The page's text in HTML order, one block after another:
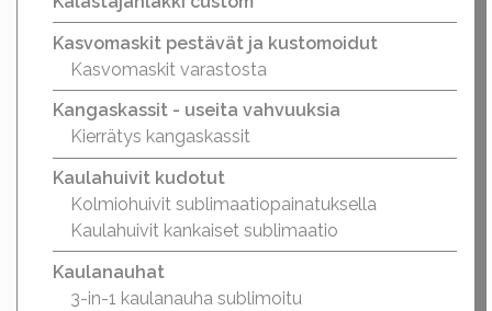
Kasvomaskit pestävät ja kustomoidut
Kasvomaskit varastosta
Kangaskassit - useita vahvuuksia
Kierrätys kangaskassit
Kaulahuivit kudotut
Kolmiohuivit sublimaatiopainatuksella
Kaulahuivit kankaiset sublimaatio
Kaulanauhat
3-in-1 kaulanauha sublimoitu